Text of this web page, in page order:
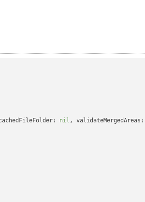
nil , validateMergedAreas: